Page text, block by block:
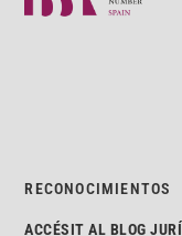
RECONOCIMIENTOS
ACCÉSIT AL BLOG